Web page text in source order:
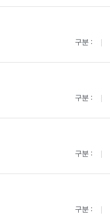
구분 :
구분 :
구분 :
구분 :